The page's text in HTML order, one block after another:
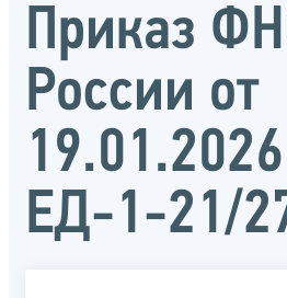
Приказ
России от
ЕД-1-21/